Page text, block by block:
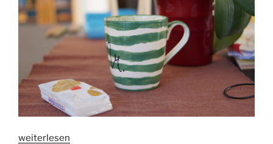
„Fotominikurs
weiterlesen